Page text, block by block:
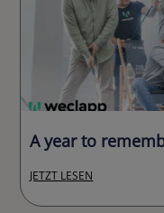
A year to
JETZT LESEN